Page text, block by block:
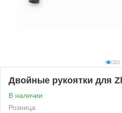
Двойные рукоятки для
В наличии
Розница